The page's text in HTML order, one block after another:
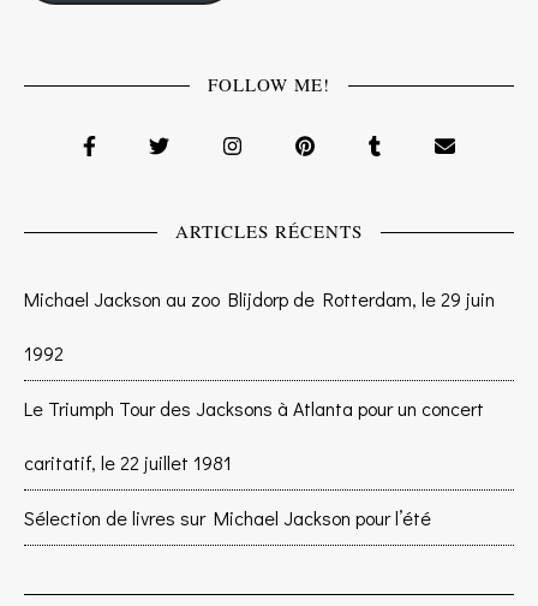
FOLLOW ME!
ARTICLES RÉCENTS
Michael Jackson au zoo Blijdorp de Rotterdam, le 29 juin
1992
Le Triumph Tour des Jacksons à Atlanta pour un concert
caritatif, le 22 juillet 1981
Sélection de livres sur Michael Jackson pour l’été